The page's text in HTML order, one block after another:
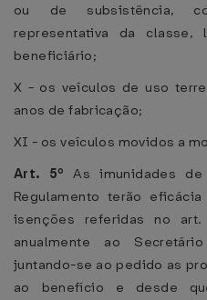
ou de subsistência,
representativa da
beneficiário;
X - os veículos de uso
anos de fabricação;
XI - os veículos movidos a
Art. 5º As imunidades
Regulamento terão
isenções referidas no
anualmente ao
juntando-se ao pedido as
ao benefício e desde